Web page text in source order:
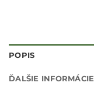
POPIS
ĎALŠIE INFORMÁCIE